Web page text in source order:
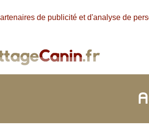
de publicité et d'analyse de